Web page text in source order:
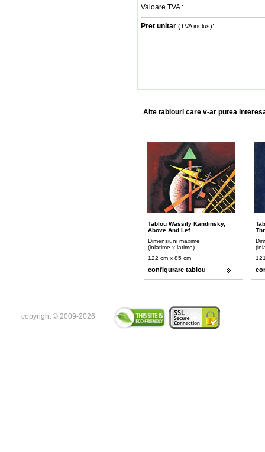
Valoare TVA :
Pret unitar (TVA inclus):
Alte tablouri care v-ar putea
Tablou Wassily Kandinsky,
Above And Lef...
Dimensiuni maxime
(inlatime x latime)
122 cm x 85 cm
configurare tablou
copyright © 2009-2026